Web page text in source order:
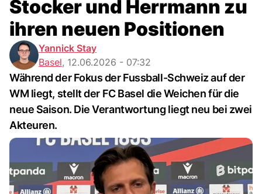
Stocker und Herrmann zu
ihren neuen Positionen
Yannick Stay
Basel, 12.06.2026 - 07:32
Während der Fokus der Fussball-Schweiz auf der
WM liegt, stellt der FC Basel die Weichen für die
neue Saison. Die Verantwortung liegt neu bei zwei
Akteuren.